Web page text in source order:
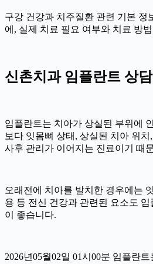
구강 건강과 치주질환 관련 기본 정
에, 실제 치료 필요 여부와 치료 방
신촌치과 임플란트 상
임플란트는 치아가 상실된 부위에
보다 잇몸뼈 상태, 상실된 치아 위
사후 관리가 이어지는 진료이기 때
오래전에 치아를 발치한 경우에는
용 등 전신 건강과 관련된 요소도
이 좋습니다.
2026년05월02일 01시00분 임플란